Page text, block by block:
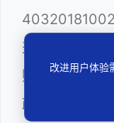
兼任深圳市人
购评审专家（
政府系统公
改进用户体验